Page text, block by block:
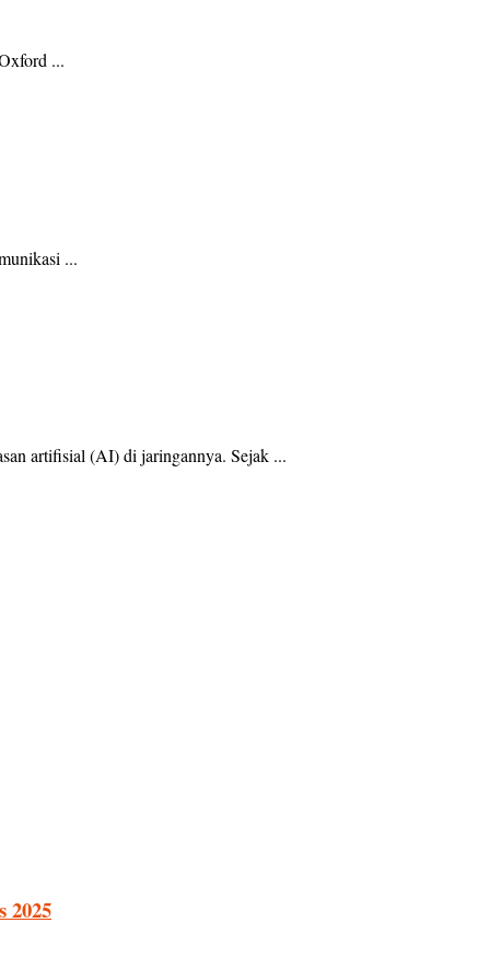
...
...
artifisial (AI) di jaringannya. Sejak ...
2025